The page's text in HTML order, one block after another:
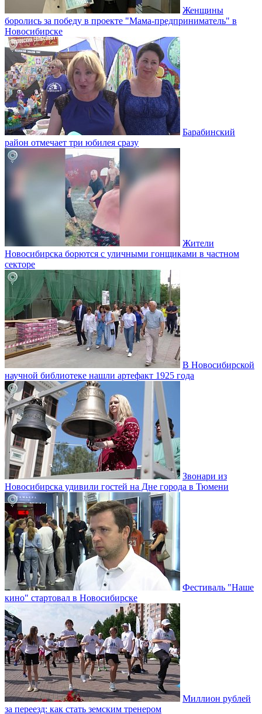
Женщины
боролись за победу в проекте "Мама-предприниматель" в
Новосибирске
Барабинский
район отмечает три юбилея сразу
Жители
Новосибирска борются с уличными гонщиками в частном
секторе
В Новосибирской
научной библиотеке нашли артефакт 1925 года
Звонари из
Новосибирска удивили гостей на Дне города в Тюмени
Фестиваль "Наше
кино" стартовал в Новосибирске
Миллион рублей
за переезд: как стать земским тренером